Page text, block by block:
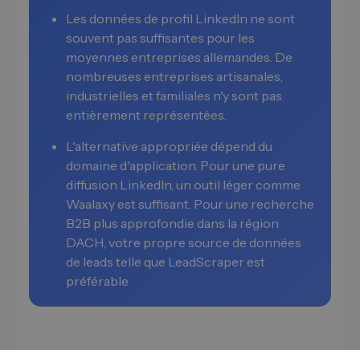
Les données de profil LinkedIn ne sont
souvent pas suffisantes pour les
moyennes entreprises allemandes. De
nombreuses entreprises artisanales,
industrielles et familiales n'y sont pas
entièrement représentées.
L'alternative appropriée dépend du
domaine d'application. Pour une pure
diffusion LinkedIn, un outil léger comme
Waalaxy est suffisant. Pour une recherche
B2B plus approfondie dans la région
DACH, votre propre source de données
de leads telle que LeadScraper est
préférable